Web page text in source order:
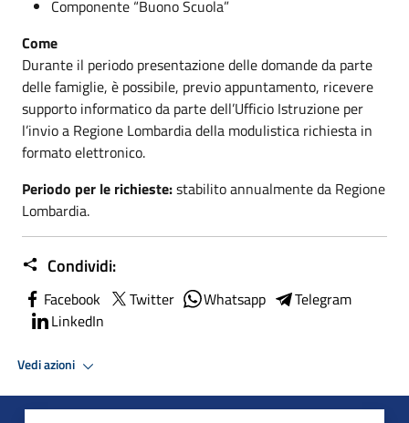
Componente “Buono Scuola”
Come
Durante il periodo presentazione delle domande da parte
delle famiglie, è possibile, previo appuntamento, ricevere
supporto informatico da parte dell’Ufficio Istruzione per
l’invio a Regione Lombardia della modulistica richiesta in
formato elettronico.
Periodo per le richieste:stabilito annualmente da Regione
Lombardia.
Condividi:
Facebook Twitter Whatsapp
Telegram
LinkedIn
Vedi azioni